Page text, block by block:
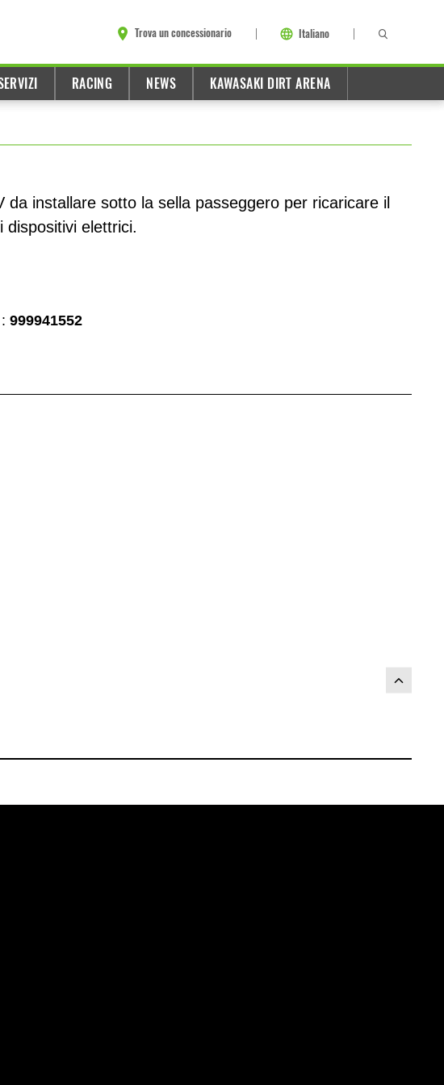
Trova un concessionario Italiano
RACING NEWS KAWASAKI DIRT ARENA
da installare sotto la sella passeggero per ricaricare il
dispositivi elettrici.
999941552